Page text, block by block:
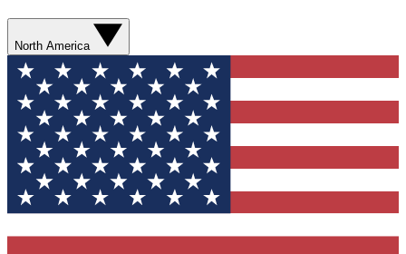
North America